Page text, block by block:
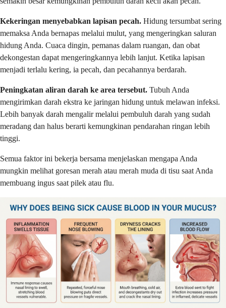
Kekeringan menyebabkan lapisan pecah. Hidung tersumbat sering
memaksa Anda bernapas melalui mulut, yang mengeringkan saluran
hidung Anda. Cuaca dingin, pemanas dalam ruangan, dan obat
dekongestan dapat mengeringkannya lebih lanjut. Ketika lapisan
menjadi terlalu kering, ia pecah, dan pecahannya berdarah.
Peningkatan aliran darah ke area tersebut. Tubuh Anda
mengirimkan darah ekstra ke jaringan hidung untuk melawan infeksi.
Lebih banyak darah mengalir melalui pembuluh darah yang sudah
meradang dan halus berarti kemungkinan pendarahan ringan lebih
tinggi.
Semua faktor ini bekerja bersama menjelaskan mengapa Anda
mungkin melihat goresan merah atau merah muda di tisu saat Anda
membuang ingus saat pilek atau flu.